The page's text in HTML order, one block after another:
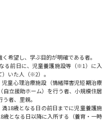
受験スケジュールを立てよう
テレメール全国一斉進学調査
希望し、学ぶ目的が明確である者。
る前日に、児童養護施設等（※1）に入
いた人（※2）。
童心理治療施設（情緒障害児短期治療
立援助ホーム）を行う者、小規模住居
者、里親。
18歳となる日の前日までに児童養護施
歳となる日以降に入所する（養育・一時